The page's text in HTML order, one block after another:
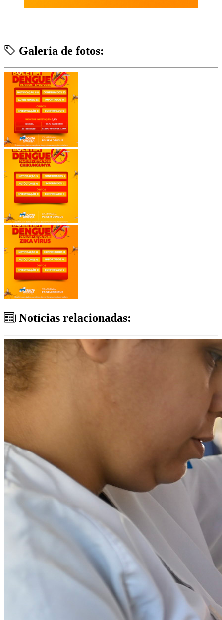
Galeria de fotos:
Notícias relacionadas: